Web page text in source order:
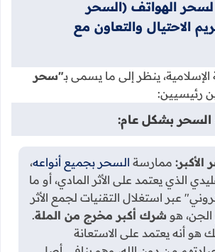
الهواتف (السحر
الاحتيال والتعاون مع
ينظر إلى ما يسمى بـ"سحر
رئيسيين:
الأكبر: ممارسة السحر بجميع أنواعه،
الذي يعتمد على الأثر المادي، أو ما
عبر استغلال التقنيات لجمع الأثر
هو شرك أكبر مخرج من الملة.
أنه يعتمد على الاستعانة